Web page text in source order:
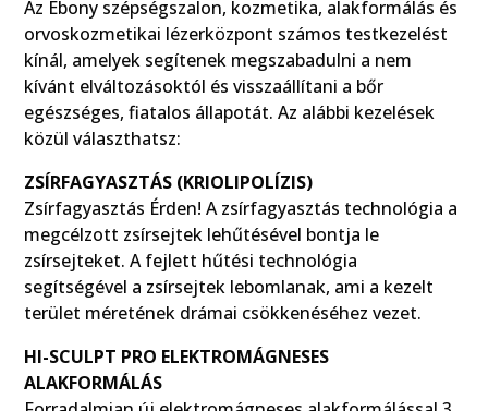
Az Ebony szépségszalon, kozmetika, alakformálás és
orvoskozmetikai lézerközpont számos testkezelést
kínál, amelyek segítenek megszabadulni a nem
kívánt elváltozásoktól és visszaállítani a bőr
egészséges, fiatalos állapotát. Az alábbi kezelések
közül választhatsz:
ZSÍRFAGYASZTÁS (KRIOLIPOLÍZIS)
Zsírfagyasztás Érden! A zsírfagyasztás technológia a
megcélzott zsírsejtek lehűtésével bontja le
zsírsejteket. A fejlett hűtési technológia
segítségével a zsírsejtek lebomlanak, ami a kezelt
terület méretének drámai csökkenéséhez vezet.
HI-SCULPT PRO ELEKTROMÁGNESES
ALAKFORMÁLÁS